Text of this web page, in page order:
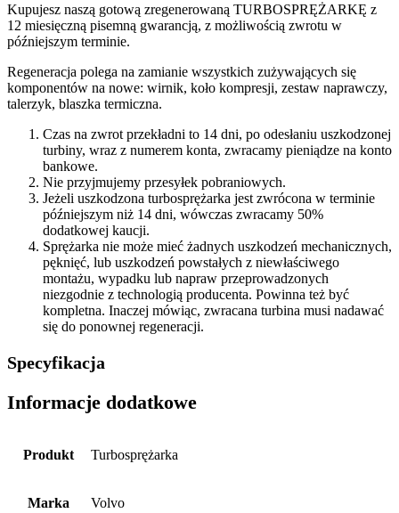
Kupujesz naszą gotową zregenerowaną TURBOSPRĘŻARKĘ z
12 miesięczną pisemną gwarancją, z możliwością zwrotu w
późniejszym terminie.
Regeneracja polega na zamianie wszystkich zużywających się
komponentów na nowe: wirnik, koło kompresji, zestaw naprawczy,
talerzyk, blaszka termiczna.
Czas na zwrot przekładni to 14 dni, po odesłaniu uszkodzonej
turbiny, wraz z numerem konta, zwracamy pieniądze na konto
bankowe.
Nie przyjmujemy przesyłek pobraniowych.
Jeżeli uszkodzona turbosprężarka jest zwrócona w terminie
późniejszym niż 14 dni, wówczas zwracamy 50%
dodatkowej kaucji.
Sprężarka nie może mieć żadnych uszkodzeń mechanicznych,
pęknięć, lub uszkodzeń powstałych z niewłaściwego
montażu, wypadku lub napraw przeprowadzonych
niezgodnie z technologią producenta. Powinna też być
kompletna. Inaczej mówiąc, zwracana turbina musi nadawać
się do ponownej regeneracji.
Specyfikacja
Informacje dodatkowe
Produkt Turbosprężarka
Marka Volvo